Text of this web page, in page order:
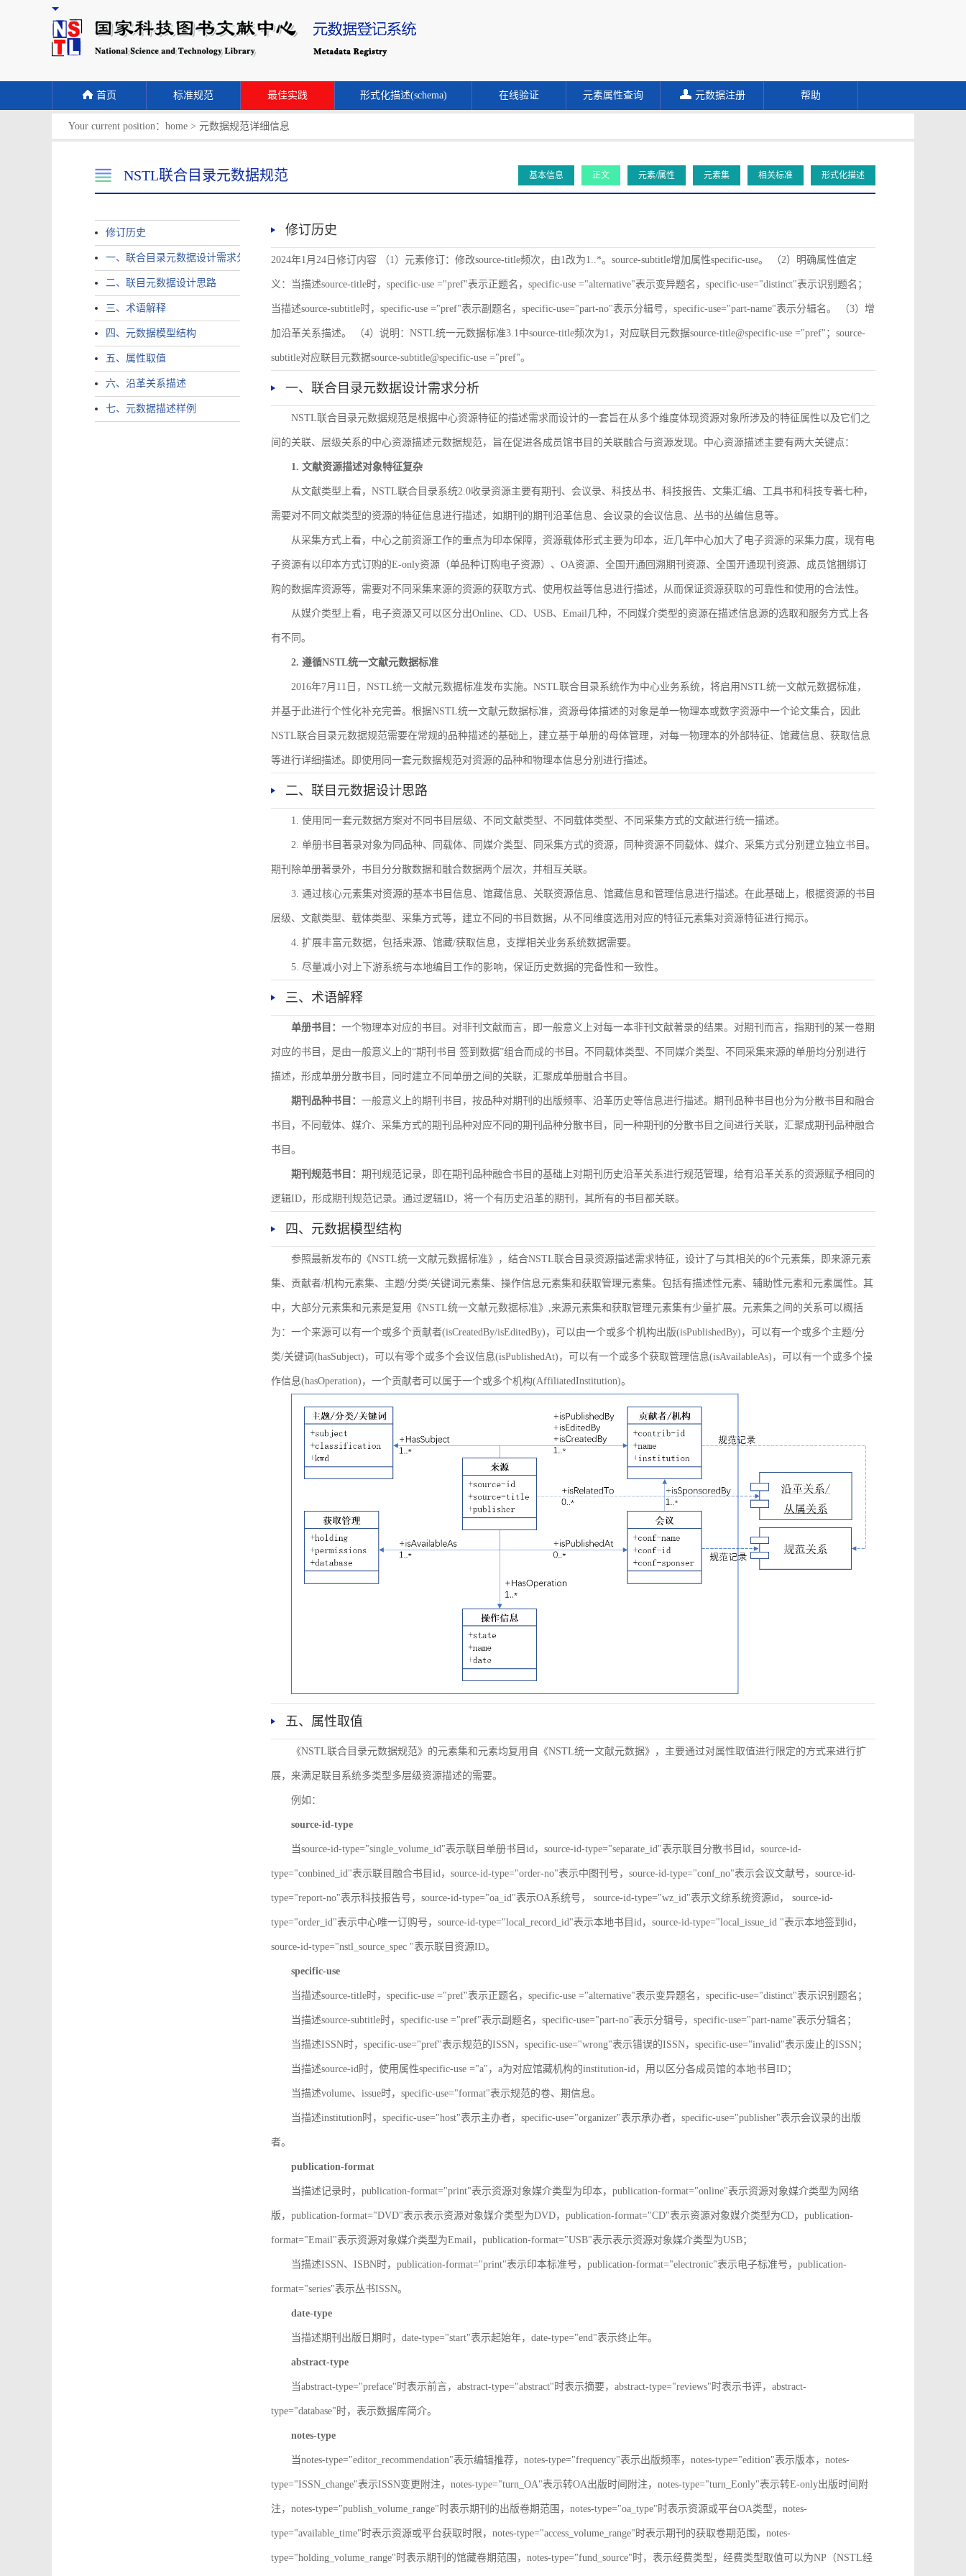
首页 标准规范 最佳实践 形式化描述(schema) 在线验证 元素属性查询 元数据注册 帮助
Your current position： home > 元数据规范详细信息
NSTL联合目录元数据规范 基本信息 正文 元素/属性 元素集 相关标准 形式化描述
修订历史
一、联合目录元数据设计需求分析
二、联目元数据设计思路
三、术语解释
四、元数据模型结构
五、属性取值
六、沿革关系描述
七、元数据描述样例
修订历史
2024年1月24日修订内容 （1）元素修订：修改source-title频次，由1改为1..*。source-subtitle增加属性specific-use。 （2）明确属性值定
义：当描述source-title时，specific-use ="pref"表示正题名，specific-use ="alternative"表示变异题名，specific-use="distinct"表示识别题名；
当描述source-subtitle时，specific-use ="pref"表示副题名，specific-use="part-no"表示分辑号，specific-use="part-name"表示分辑名。 （3）增
加沿革关系描述。 （4）说明：NSTL统一元数据标准3.1中source-title频次为1，对应联目元数据source-title@specific-use ="pref"；source-
subtitle对应联目元数据source-subtitle@specific-use ="pref"。
一、联合目录元数据设计需求分析
NSTL联合目录元数据规范是根据中心资源特征的描述需求而设计的一套旨在从多个维度体现资源对象所涉及的特征属性以及它们之
间的关联、层级关系的中心资源描述元数据规范，旨在促进各成员馆书目的关联融合与资源发现。中心资源描述主要有两大关键点：
1. 文献资源描述对象特征复杂
从文献类型上看，NSTL联合目录系统2.0收录资源主要有期刊、会议录、科技丛书、科技报告、文集汇编、工具书和科技专著七种，
需要对不同文献类型的资源的特征信息进行描述，如期刊的期刊沿革信息、会议录的会议信息、丛书的丛编信息等。
从采集方式上看，中心之前资源工作的重点为印本保障，资源载体形式主要为印本，近几年中心加大了电子资源的采集力度，现有电
子资源有以印本方式订购的E-only资源（单品种订购电子资源）、OA资源、全国开通回溯期刊资源、全国开通现刊资源、成员馆捆绑订
购的数据库资源等，需要对不同采集来源的资源的获取方式、使用权益等信息进行描述，从而保证资源获取的可靠性和使用的合法性。
从媒介类型上看，电子资源又可以区分出Online、CD、USB、Email几种，不同媒介类型的资源在描述信息源的选取和服务方式上各
有不同。
2. 遵循NSTL统一文献元数据标准
2016年7月11日，NSTL统一文献元数据标准发布实施。NSTL联合目录系统作为中心业务系统，将启用NSTL统一文献元数据标准，
并基于此进行个性化补充完善。根据NSTL统一文献元数据标准，资源母体描述的对象是单一物理本或数字资源中一个论文集合，因此
NSTL联合目录元数据规范需要在常规的品种描述的基础上，建立基于单册的母体管理，对每一物理本的外部特征、馆藏信息、获取信息
等进行详细描述。即使用同一套元数据规范对资源的品种和物理本信息分别进行描述。
二、联目元数据设计思路
1. 使用同一套元数据方案对不同书目层级、不同文献类型、不同载体类型、不同采集方式的文献进行统一描述。
2. 单册书目著录对象为同品种、同载体、同媒介类型、同采集方式的资源，同种资源不同载体、媒介、采集方式分别建立独立书目。
期刊除单册著录外，书目分分散数据和融合数据两个层次，并相互关联。
3. 通过核心元素集对资源的基本书目信息、馆藏信息、关联资源信息、馆藏信息和管理信息进行描述。在此基础上，根据资源的书目
层级、文献类型、载体类型、采集方式等，建立不同的书目数据，从不同维度选用对应的特征元素集对资源特征进行揭示。
4. 扩展丰富元数据，包括来源、馆藏/获取信息，支撑相关业务系统数据需要。
5. 尽量减小对上下游系统与本地编目工作的影响，保证历史数据的完备性和一致性。
三、术语解释
单册书目： 一个物理本对应的书目。对非刊文献而言，即一般意义上对每一本非刊文献著录的结果。对期刊而言，指期刊的某一卷期
对应的书目，是由一般意义上的“期刊书目 签到数据”组合而成的书目。不同载体类型、不同媒介类型、不同采集来源的单册均分别进行
描述，形成单册分散书目，同时建立不同单册之间的关联，汇聚成单册融合书目。
期刊品种书目： 一般意义上的期刊书目，按品种对期刊的出版频率、沿革历史等信息进行描述。期刊品种书目也分为分散书目和融合
书目，不同载体、媒介、采集方式的期刊品种对应不同的期刊品种分散书目，同一种期刊的分散书目之间进行关联，汇聚成期刊品种融合
书目。
期刊规范书目： 期刊规范记录，即在期刊品种融合书目的基础上对期刊历史沿革关系进行规范管理，给有沿革关系的资源赋予相同的
逻辑ID，形成期刊规范记录。通过逻辑ID，将一个有历史沿革的期刊，其所有的书目都关联。
四、元数据模型结构
参照最新发布的《NSTL统一文献元数据标准》，结合NSTL联合目录资源描述需求特征，设计了与其相关的6个元素集，即来源元素
集、贡献者/机构元素集、主题/分类/关键词元素集、操作信息元素集和获取管理元素集。包括有描述性元素、辅助性元素和元素属性。其
中，大部分元素集和元素是复用《NSTL统一文献元数据标准》,来源元素集和获取管理元素集有少量扩展。元素集之间的关系可以概括
为：一个来源可以有一个或多个贡献者(isCreatedBy/isEditedBy)，可以由一个或多个机构出版(isPublishedBy)，可以有一个或多个主题/分
类/关键词(hasSubject)，可以有零个或多个会议信息(isPublishedAt)，可以有一个或多个获取管理信息(isAvailableAs)，可以有一个或多个操
作信息(hasOperation)，一个贡献者可以属于一个或多个机构(AffiliatedInstitution)。
五、属性取值
《NSTL联合目录元数据规范》的元素集和元素均复用自《NSTL统一文献元数据》，主要通过对属性取值进行限定的方式来进行扩
展，来满足联目系统多类型多层级资源描述的需要。
例如：
source-id-type
当source-id-type="single_volume_id"表示联目单册书目id，source-id-type="separate_id"表示联目分散书目id，source-id-
type="conbined_id"表示联目融合书目id，source-id-type="order-no"表示中图刊号，source-id-type="conf_no"表示会议文献号，source-id-
type="report-no"表示科技报告号，source-id-type="oa_id"表示OA系统号， source-id-type="wz_id"表示文综系统资源id， source-id-
type="order_id"表示中心唯一订购号，source-id-type="local_record_id"表示本地书目id，source-id-type="local_issue_id "表示本地签到id，
source-id-type="nstl_source_spec "表示联目资源ID。
specific-use
当描述source-title时，specific-use ="pref"表示正题名，specific-use ="alternative"表示变异题名，specific-use="distinct"表示识别题名；
当描述source-subtitle时，specific-use ="pref"表示副题名，specific-use="part-no"表示分辑号，specific-use="part-name"表示分辑名；
当描述ISSN时，specific-use="pref"表示规范的ISSN，specific-use="wrong"表示错误的ISSN，specific-use="invalid"表示废止的ISSN；
当描述source-id时，使用属性specific-use ="a"，a为对应馆藏机构的institution-id，用以区分各成员馆的本地书目ID；
当描述volume、issue时，specific-use="format"表示规范的卷、期信息。
当描述institution时，specific-use="host"表示主办者，specific-use="organizer"表示承办者，specific-use="publisher"表示会议录的出版
者。
publication-format
当描述记录时，publication-format="print"表示资源对象媒介类型为印本，publication-format="online"表示资源对象媒介类型为网络
版，publication-format="DVD"表示表示资源对象媒介类型为DVD，publication-format="CD"表示资源对象媒介类型为CD，publication-
format="Email"表示资源对象媒介类型为Email，publication-format="USB"表示表示资源对象媒介类型为USB；
当描述ISSN、ISBN时，publication-format="print"表示印本标准号，publication-format="electronic"表示电子标准号，publication-
format="series"表示丛书ISSN。
date-type
当描述期刊出版日期时，date-type="start"表示起始年，date-type="end"表示终止年。
abstract-type
当abstract-type="preface"时表示前言，abstract-type="abstract"时表示摘要，abstract-type="reviews"时表示书评，abstract-
type="database"时，表示数据库简介。
notes-type
当notes-type="editor_recommendation"表示编辑推荐，notes-type="frequency"表示出版频率，notes-type="edition"表示版本，notes-
type="ISSN_change"表示ISSN变更附注，notes-type="turn_OA"表示转OA出版时间附注，notes-type="turn_Eonly"表示转E-only出版时间附
注，notes-type="publish_volume_range"时表示期刊的出版卷期范围，notes-type="oa_type"时表示资源或平台OA类型，notes-
type="available_time"时表示资源或平台获取时限，notes-type="access_volume_range"时表示期刊的获取卷期范围，notes-
type="holding_volume_range"时表示期刊的馆藏卷期范围，notes-type="fund_source"时，表示经费类型，经费类型取值可以为NP（NSTL经